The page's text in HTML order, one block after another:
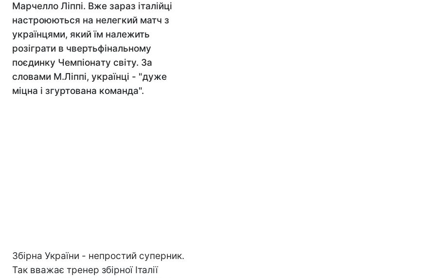
Марчелло Ліппі. Вже зараз італійці
настроюються на нелегкий матч з
українцями, який їм належить
розіграти в чвертьфінальному
поєдинку Чемпіонату світу. За
словами М.Ліппі, українці - "дуже
міцна і згуртована команда".
Збірна України - непростий суперник.
Так вважає тренер збірної Італії